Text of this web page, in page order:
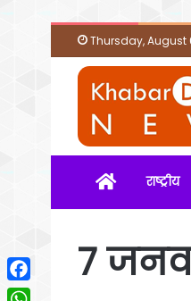
Thursday, August
Homeराष्ट्रीय
7
Facebook